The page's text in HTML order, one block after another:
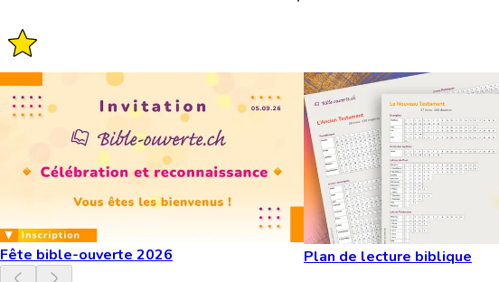
Fête bible-ouverte 2026 Plan de lecture biblique